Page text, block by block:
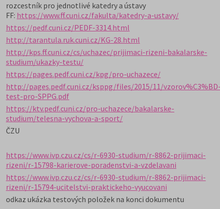
rozcestník pro jednotlivé katedry a ústavy
FF: https://www.ff.cuni.cz/fakulta/katedry-a-ustavy/
https://pedf.cuni.cz/PEDF-3314.html
http://tarantula.ruk.cuni.cz/KG-28.html
http://kps.ff.cuni.cz/cs/uchazec/prijimaci-rizeni-bakalarske-
studium/ukazky-testu/
https://pages.pedf.cuni.cz/kpg/pro-uchazece/
http://pages.pedf.cuni.cz/ksppg/files/2015/11/
test-pro-SPPG.pdf
https://ktv.pedf.cuni.cz/pro-uchazece/bakalarske-
studium/telesna-vychova-a-sport/
ČZU
https://www.ivp.czu.cz/cs/r-6930-studium/r-8862-prijimaci-
rizeni/r-15798-karierove-poradenstvi-a-vzdelavani
https://www.ivp.czu.cz/cs/r-6930-studium/r-8862-prijimaci-
rizeni/r-15794-ucitelstvi-praktickeho-vyucovani
odkaz ukázka testových položek na konci dokumentu